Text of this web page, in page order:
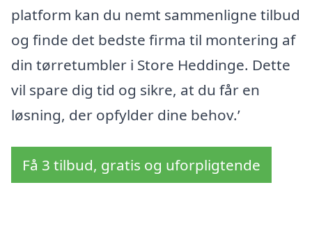
platform kan du nemt sammenligne tilbud
og finde det bedste firma til montering af
din tørretumbler i Store Heddinge. Dette
vil spare dig tid og sikre, at du får en
løsning, der opfylder dine behov.’
Få 3 tilbud, gratis og uforpligtende